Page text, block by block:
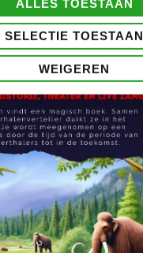
ALLES TOESTAAN
SELECTIE TOESTAAN
WEIGEREN